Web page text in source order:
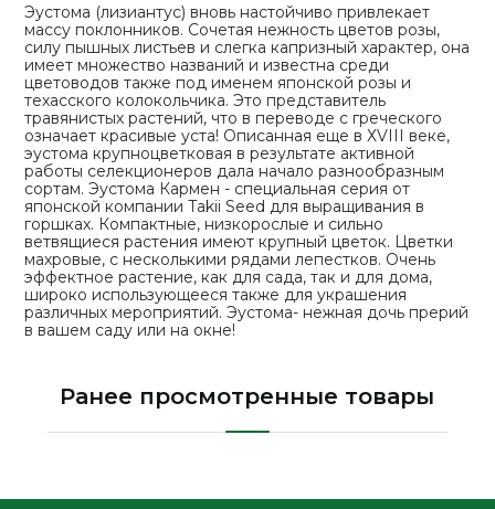
Эустома (лизиантус) вновь настойчиво привлекает
массу поклонников. Сочетая нежность цветов розы,
силу пышных листьев и слегка капризный характер, она
имеет множество названий и известна среди
цветоводов также под именем японской розы и
техасского колокольчика. Это представитель
травянистых растений, что в переводе с греческого
означает красивые уста! Описанная еще в ХVIII веке,
эустома крупноцветковая в результате активной
работы селекционеров дала начало разнообразным
сортам. Эустома Кармен - специальная серия от
японской компании Takii Seed для выращивания в
горшках. Компактные, низкорослые и сильно
ветвящиеся растения имеют крупный цветок. Цветки
махровые, с несколькими рядами лепестков. Очень
эффектное растение, как для сада, так и для дома,
широко использующееся также для украшения
различных мероприятий. Эустома- нежная дочь прерий
в вашем саду или на окне!
Ранее просмотренные товары